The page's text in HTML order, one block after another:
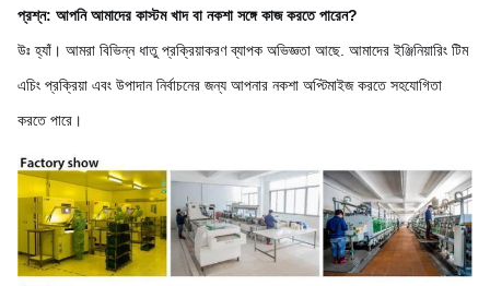
প্রশ্ন: আপনি আমাদের কাস্টম খাদ বা নকশা সঙ্গে কাজ করতে পারেন?
উঃ হ্যাঁ। আমরা বিভিন্ন ধাতু প্রক্রিয়াকরণ ব্যাপক অভিজ্ঞতা আছে. আমাদের ইঞ্জিনিয়ারিং টিম
এচিং প্রক্রিয়া এবং উপাদান নির্বাচনের জন্য আপনার নকশা অপ্টিমাইজ করতে সহযোগিতা
করতে পারে।